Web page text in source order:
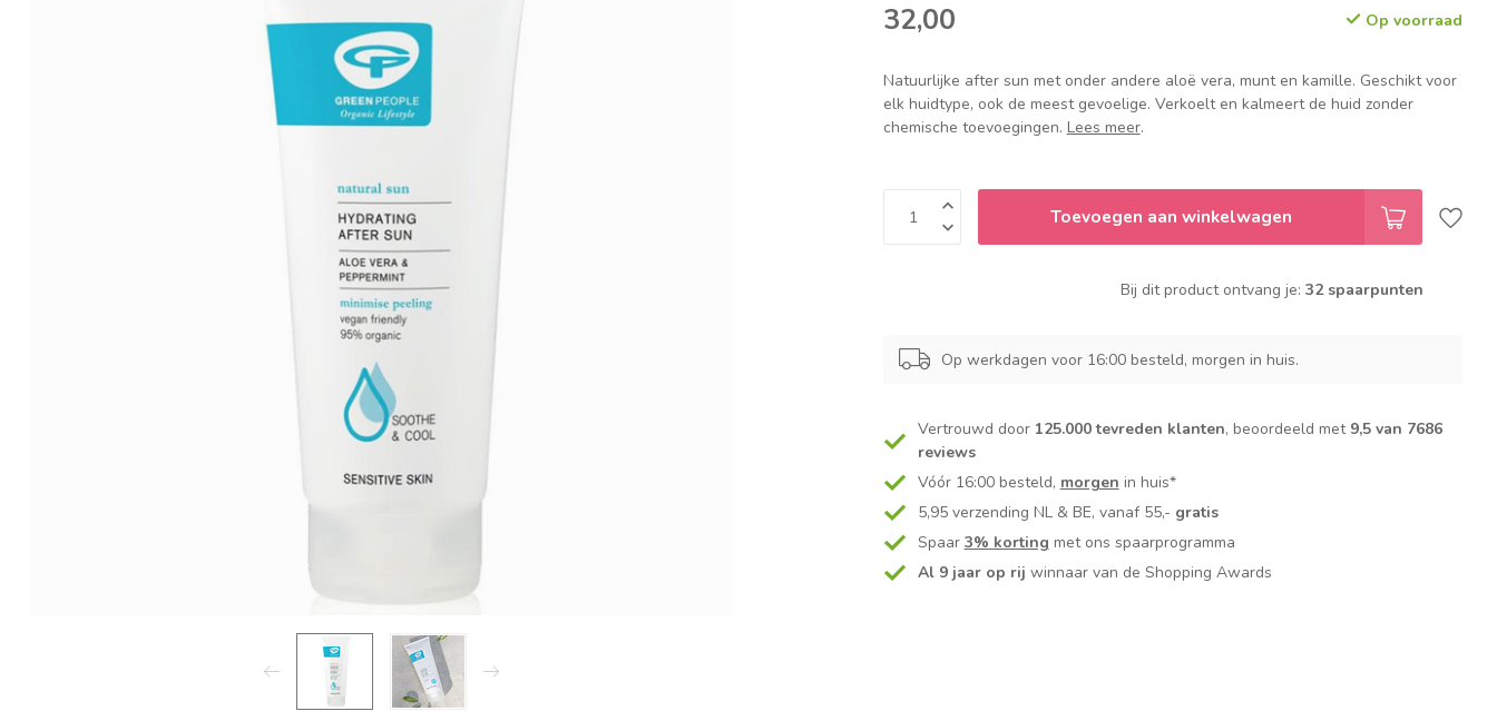
32,00 Op voorraad
Natuurlijke after sun met onder andere aloë vera, munt en kamille. Geschikt voor
elk huidtype, ook de meest gevoelige. Verkoelt en kalmeert de huid zonder
chemische toevoegingen. Lees meer.
Toevoegen aan winkelwagen
Bij dit product ontvang je: 32 spaarpunten
Op werkdagen voor 16:00 besteld, morgen in huis.
Vertrouwd door 125.000 tevreden klanten, beoordeeld met 9,5 van 7686
reviews
Vóór 16:00 besteld, morgen in huis*
5,95 verzending NL & BE, vanaf 55,- gratis
Spaar 3% korting met ons spaarprogramma
Al 9 jaar op rij winnaar van de Shopping Awards